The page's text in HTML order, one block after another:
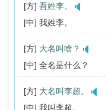
[方] 吾姓李。
[中] 我姓李。
[方] 大名叫啥？
[中] 全名是什么？
[方] 大名叫李超。
[中] 我叫李超。